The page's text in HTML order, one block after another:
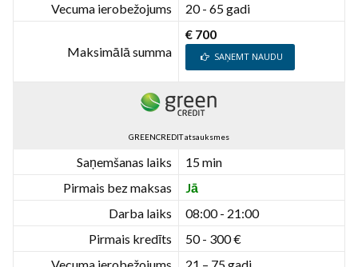
Vecuma ierobežojums
20 - 65 gadi
Maksimālā summa
€ 700
SAŅEMT NAUDU
GREENCREDIT atsauksmes
Saņemšanas laiks
15 min
Pirmais bez maksas
Jā
Darba laiks
08:00 - 21:00
Pirmais kredīts
50 - 300 €